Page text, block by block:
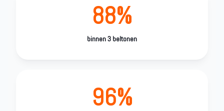
88%
binnen 3 beltonen
96%